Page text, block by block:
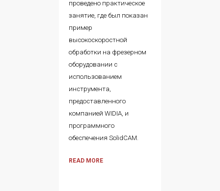
проведено практическое
занятие, где был показан
пример
высокоскоростной
обработки на фрезерном
оборудовании с
использованием
инструмента,
предоставленного
компанией WIDIA, и
программного
обеспечения SolidCAM.
READ MORE